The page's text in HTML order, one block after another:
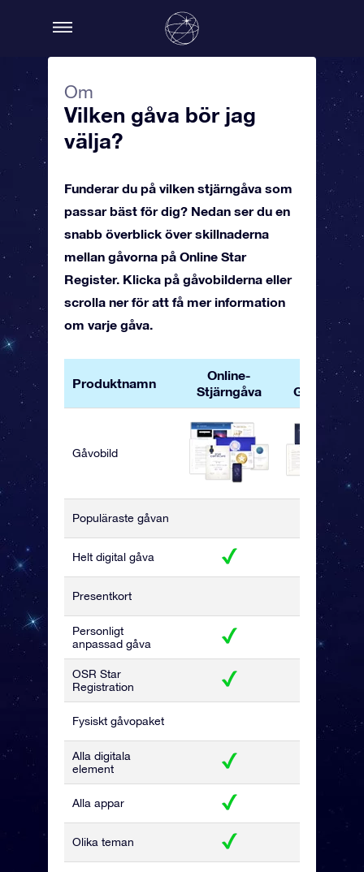
Om
Vilken gåva bör jag
välja?
Funderar du på vilken stjärngåva som
passar bäst för dig? Nedan ser du en
snabb överblick över skillnaderna
mellan gåvorna på Online Star
Register. Klicka på gåvobilderna eller
scrolla ner för att få mer information
om varje gåva.
Produktnamn
Online-
Stjärngåva
OSR
Gåvopaket
Gåvobild
Populäraste gåvan
Helt digital gåva
Presentkort
Personligt
anpassad gåva
OSR Star
Registration
Fysiskt gåvopaket
Alla digitala
element
Alla appar
Olika teman